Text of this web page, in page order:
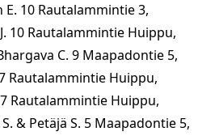
10 Rautalammintie 3,
10 Rautalammintie Huippu,
C. 9 Maapadontie 5,
Rautalammintie Huippu,
Rautalammintie Huippu,
& Petäjä S. 5 Maapadontie 5,